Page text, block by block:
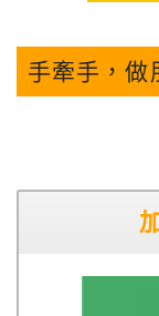
手牽手，做